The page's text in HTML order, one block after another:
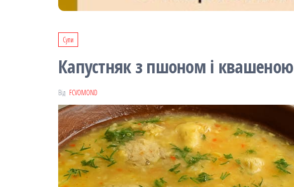
Супи
Капустняк з пшоном і
Від FCVOMOND